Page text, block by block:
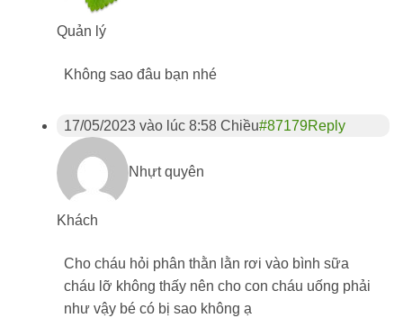
Quản lý
Không sao đâu bạn nhé
17/05/2023 vào lúc 8:58 Chiều#87179Reply
Nhựt quyên
Khách
Cho cháu hỏi phân thằn lằn rơi vào bình sữa
cháu lỡ không thấy nên cho con cháu uống phải
như vậy bé có bị sao không ạ